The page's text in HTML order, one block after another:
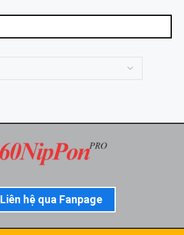
Liên hệ qua Fanpage